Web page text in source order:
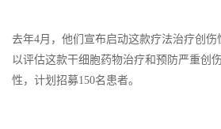
去年4月，他们宣布启动这款疗法治疗创伤
以评估这款干细胞药物治疗和预防严重创
性，计划招募150名患者。